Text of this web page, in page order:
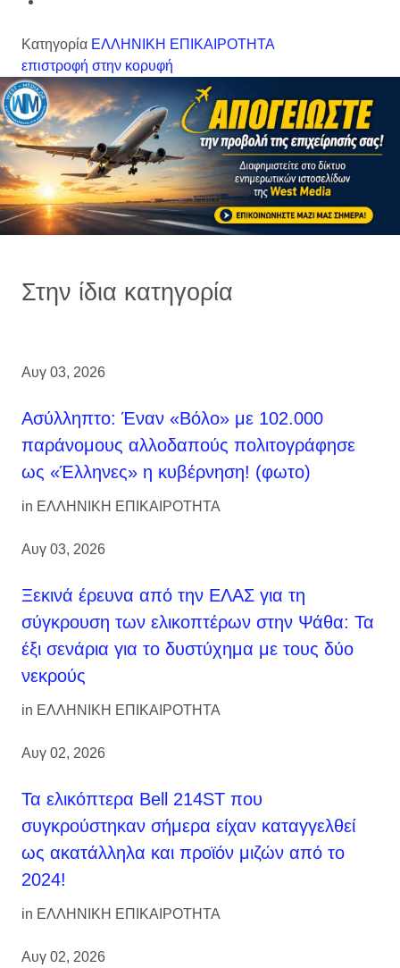
Κατηγορία ΕΛΛΗΝΙΚΗ ΕΠΙΚΑΙΡΟΤΗΤΑ
επιστροφή στην κορυφή
Στην ίδια κατηγορία
Αυγ 03, 2026
Ασύλληπτο: Έναν «Βόλο» με 102.000
παράνομους αλλοδαπούς πολιτογράφησε
ως «Έλληνες» η κυβέρνηση! (φωτο)
in ΕΛΛΗΝΙΚΗ ΕΠΙΚΑΙΡΟΤΗΤΑ
Αυγ 03, 2026
Ξεκινά έρευνα από την ΕΛΑΣ για τη
σύγκρουση των ελικοπτέρων στην Ψάθα: Τα
έξι σενάρια για το δυστύχημα με τους δύο
νεκρούς
in ΕΛΛΗΝΙΚΗ ΕΠΙΚΑΙΡΟΤΗΤΑ
Αυγ 02, 2026
Τα ελικόπτερα Bell 214ST που
συγκρούστηκαν σήμερα είχαν καταγγελθεί
ως ακατάλληλα και προϊόν μιζών από το
2024!
in ΕΛΛΗΝΙΚΗ ΕΠΙΚΑΙΡΟΤΗΤΑ
Αυγ 02, 2026